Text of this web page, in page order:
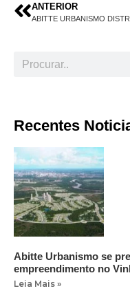
ANTERIOR
Recentes
Abitte Urbanismo se
empreendimento no
Leia Mais »